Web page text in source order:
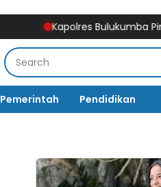
Kapolres Bulukumba Pimpin
Pemerintah Pendidikan